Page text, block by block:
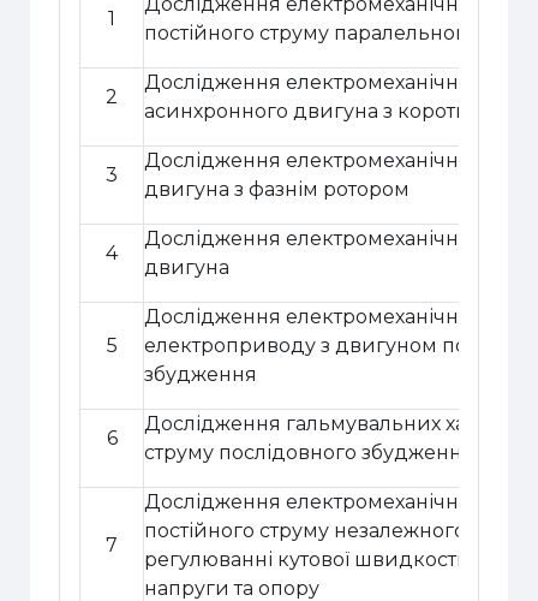
1
постійного струму паралельного
2
Дослідження електромеханічних
асинхронного двигуна з коротко
3
Дослідження електромеханічних
двигуна з фазнім ротором
4
Дослідження електромеханічних
двигуна
5
Дослідження електромеханічних
електроприводу здвигуном
збудження
6
Дослідження гальмувальних
струму послідовного збудження при
7
Дослідження електромеханічних
постійного струму незалежного
регулюванні кутової швидкості
напруги та опору